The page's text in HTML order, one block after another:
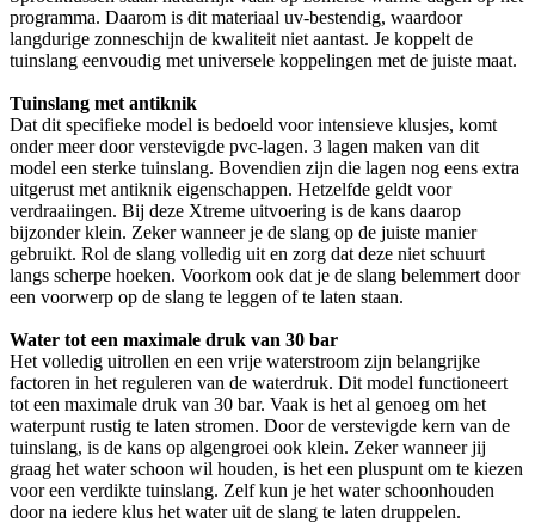
programma. Daarom is dit materiaal uv-bestendig, waardoor
langdurige zonneschijn de kwaliteit niet aantast. Je koppelt de
tuinslang eenvoudig met universele koppelingen met de juiste maat.
Tuinslang met antiknik
Dat dit specifieke model is bedoeld voor intensieve klusjes, komt
onder meer door verstevigde pvc-lagen. 3 lagen maken van dit
model een sterke tuinslang. Bovendien zijn die lagen nog eens extra
uitgerust met antiknik eigenschappen. Hetzelfde geldt voor
verdraaiingen. Bij deze Xtreme uitvoering is de kans daarop
bijzonder klein. Zeker wanneer je de slang op de juiste manier
gebruikt. Rol de slang volledig uit en zorg dat deze niet schuurt
langs scherpe hoeken. Voorkom ook dat je de slang belemmert door
een voorwerp op de slang te leggen of te laten staan.
Water tot een maximale druk van 30 bar
Het volledig uitrollen en een vrije waterstroom zijn belangrijke
factoren in het reguleren van de waterdruk. Dit model functioneert
tot een maximale druk van 30 bar. Vaak is het al genoeg om het
waterpunt rustig te laten stromen. Door de verstevigde kern van de
tuinslang, is de kans op algengroei ook klein. Zeker wanneer jij
graag het water schoon wil houden, is het een pluspunt om te kiezen
voor een verdikte tuinslang. Zelf kun je het water schoonhouden
door na iedere klus het water uit de slang te laten druppelen.